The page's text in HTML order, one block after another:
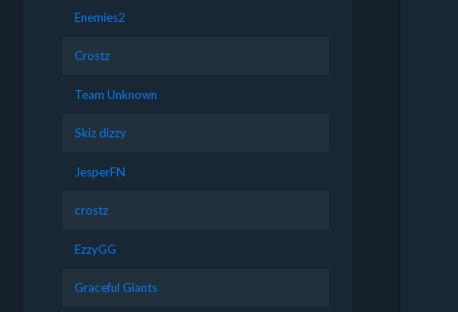
Enemies2
Crostz
Team Unknown
Skiz dizzy
JesperFN
crostz
EzzyGG
Graceful Giants